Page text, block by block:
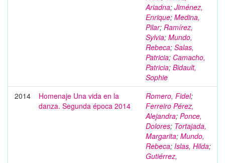
Ariadna; Jiménez,
Enrique; Medina,
Pilar; Ramírez,
Sylvia; Mundo,
Rebeca; Salas,
Patricia; Camacho,
Patricia; Bidault,
Sophie
2014
Homenaje Una vida en la
danza. Segunda época 2014
Romero, Fidel;
Ferreiro Pérez,
Alejandra; Ponce,
Dolores; Tortajada,
Margarita; Mundo,
Rebeca; Islas, Hilda;
Gutiérrez,